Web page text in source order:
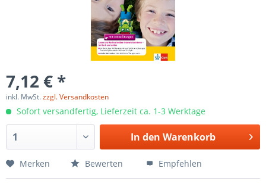
7,12 € *
inkl. MwSt.zzgl. Versandkosten
Sofort versandfertig, Lieferzeit ca. 1-3 Werktage
In den Warenkorb
Merken Bewerten Empfehlen